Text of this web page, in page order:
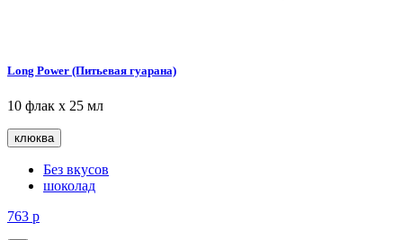
Long Power (Питьевая гуарана)
10 флак х 25 мл
клюква
Без вкусов
шоколад
763 р